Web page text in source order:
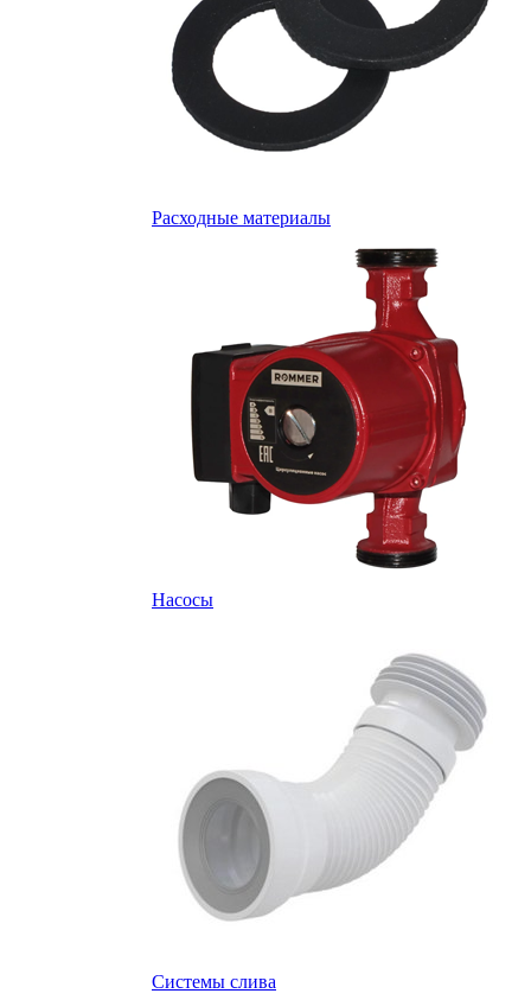
Расходные материалы
Насосы
Системы слива